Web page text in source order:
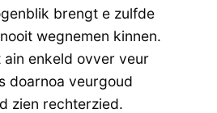
brengt e zulfde
wegnemen kinnen.
enkeld ovver veur
doarnoa veurgoud
zien rechterzied.